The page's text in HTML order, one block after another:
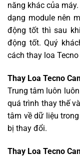
năng khác của
dạng module nên
động tốt thì sau
động tốt. Quý
cách thay loa Tecno
Thay Loa Tecno
Trung tâm luôn
quá trình thay thế
tâm về dữ liệu
bị thay đổi.
Thay Loa Tecno